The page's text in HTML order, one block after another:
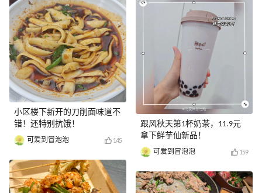
小区楼下新开的刀削面味道不
错！还特别抗饿！
可爱到冒泡泡 145
跟风秋天第1杯奶茶，11.9元
拿下鲜芋仙新品！
可爱到冒泡泡 159